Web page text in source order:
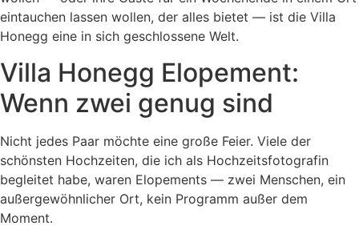
eintauchen lassen wollen, der alles bietet — ist die Villa
Honegg eine in sich geschlossene Welt.
Villa Honegg Elopement:
Wenn zwei genug sind
Nicht jedes Paar möchte eine große Feier. Viele der
schönsten Hochzeiten, die ich als Hochzeitsfotografin
begleitet habe, waren Elopements — zwei Menschen, ein
außergewöhnlicher Ort, kein Programm außer dem
Moment.